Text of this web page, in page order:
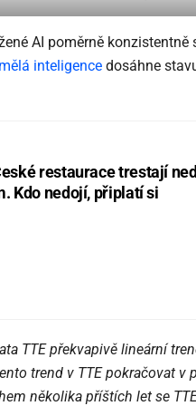
AI poměrně
inteligence dosáhne
restaurace trestají
Kdo nedojí, připlatí si
TTE překvapivě lineární
trend v TTE pokračovat
několika příštích let se